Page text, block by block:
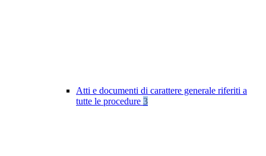
Atti e documenti di carattere generale riferiti a
tutte le procedure 3